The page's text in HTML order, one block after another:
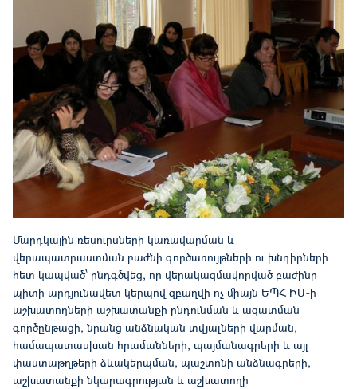
Մարդկային ռեսուրսների կառավարման և
վերապատրաստման բաժնի գործառույթների ու խնդիրների
հետ կապված՝ ընդգծվեց, որ վերակազմավորված բաժինը
պիտի արդյունավետ կերպով զբաղվի ոչ միայն ԵՊՀ ԻՄ-ի
աշխատողների աշխատանքի ընդունման և ազատման
գործընթացի, նրանց անձնական տվյալների վարման,
համապատասխան հրամանների, պայմանագրերի և այլ
փաստաթղթերի ձևակերպման, պաշտոնի անձնագրերի,
աշխատանքի նկարագրության և աշխատողի